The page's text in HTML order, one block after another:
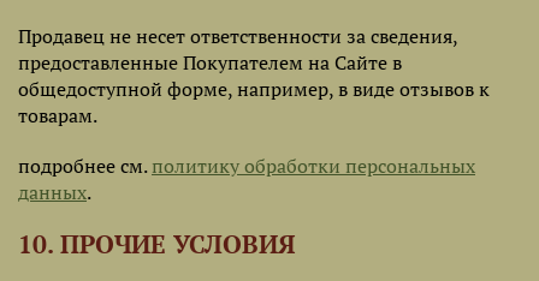
Продавец не несет ответственности за сведения,
предоставленные Покупателем на Сайте в
общедоступной форме, например, в виде отзывов к
товарам.
подробнее см.политику обработки персональных
данных.
10. ПРОЧИЕ УСЛОВИЯ